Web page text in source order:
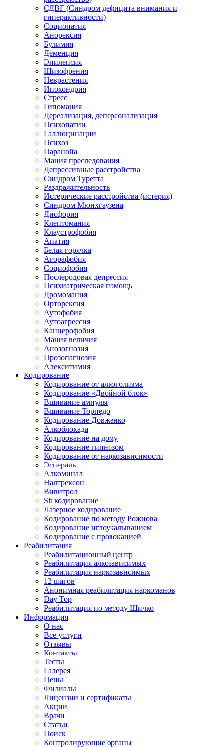
СДВГ (Синдром дефицита внимания и
гиперактивности)
Социопатия
Анорексия
Булимия
Деменция
Эпилепсия
Шизофрения
Неврастения
Ипохондрия
Стресс
Гипомания
Дереализация, деперсонализация
Психопатии
Галлюцинации
Психоз
Паранойа
Мания преследования
Депрессивные расстройства
Синдром Туретта
Раздражительность
Истерические расстройства (истерия)
Синдром Мюнхгаузена
Дисфория
Клептомания
Клаустрофобия
Апатия
Белая горячка
Агорафобия
Социофобия
Послеродовая депрессия
Психиатрическая помощь
Дромомания
Орторексия
Аутофобия
Аутоагрессия
Канцерофобия
Мания величия
Анозогнозия
Прозопагнозия
Алекситимия
Кодирование
Кодирование от алкоголизма
Кодирование «Двойной блок»
Вшивание ампулы
Вшивание Торпедо
Кодирование Довженко
Алкоблокада
Кодирование на дому
Кодирование гипнозом
Кодирование от наркозависимости
Эспераль
Алкоминал
Налтрексон
Вивитрол
Sit кодирование
Лазерное кодирование
Кодирование по методу Рожнова
Кодирование иглоукалыванием
Кодирование с провокацией
Реабилитация
Реабилитационный центр
Реабилитация алкозависимых
Реабилитация наркозависимых
12 шагов
Анонимная реабилитация наркоманов
Day Top
Реабилитация по методу Шичко
Информация
О нас
Все услуги
Отзывы
Контакты
Тесты
Галерея
Цены
Филиалы
Лицензии и сертификаты
Акции
Врачи
Статьи
Поиск
Контролирующие органы